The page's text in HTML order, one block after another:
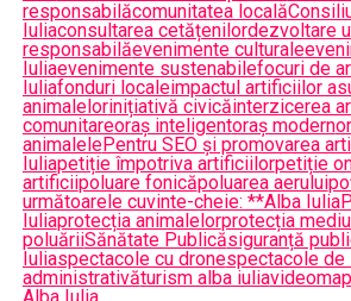
responsabilăcomunitatea locală
Iuliaconsultarea cetățenilordezvoltare
responsabilăevenimente culturale
Iuliaevenimente sustenabilefocuri de
Iuliafonduri localeimpactul artificiilor
animalelorinițiativă civicăinterzicerea
comunitareoraș inteligentoraș modern
animalelePentru SEO și promovarea
Iuliapetiție împotriva artificiilorpetiție
artificiipoluare fonicăpoluarea aerului
următoarele cuvinte-cheie: **Alba Iulia
Iuliaprotecția animalelorprotecția
poluăriiSănătate Publicăsiguranță
Iuliaspectacole cu dronespectacole de
administrativăturism alba iulia